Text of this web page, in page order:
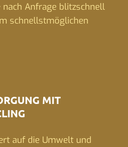
nach Anfrage blitzschnell
schnellstmöglichen
MIT
auf die Umwelt und